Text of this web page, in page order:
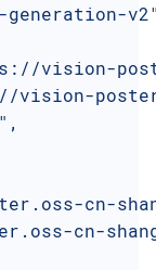
generation-
vision-
vision-
cn-
cn-